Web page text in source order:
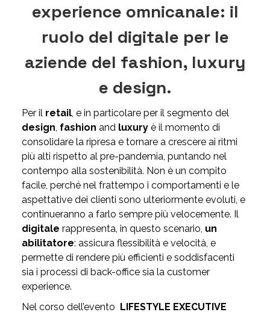
experience omnicanale: il
ruolo del digitale per le
aziende del fashion, luxury
e design.
Per il retail, e in particolare per il segmento del
design, fashion and luxury è il momento di
consolidare la ripresa e tornare a crescere ai ritmi
più alti rispetto al pre-pandemia, puntando nel
contempo alla sostenibilità. Non è un compito
facile, perché nel frattempo i comportamenti e le
aspettative dei clienti sono ulteriormente evoluti, e
continueranno a farlo sempre più velocemente. Il
digitale rappresenta, in questo scenario, un
abilitatore: assicura flessibilità e velocità, e
permette di rendere più efficienti e soddisfacenti
sia i processi di back-office sia la customer
experience.
Nel corso dell’evento
LIFESTYLE EXECUTIVE